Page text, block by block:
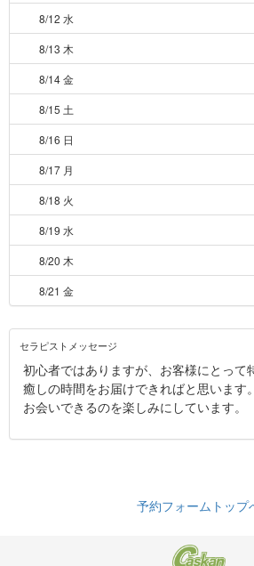
8/12 水
8/13 木
8/14 金
8/15 土
8/16 日
8/17 月
8/18 火
8/19 水
8/20 木
8/21 金
セラピストメッセージ
初心者ではありますが、お客様にとって
癒しの時間をお届けできればと思います。
お会いできるのを楽しみにしています。
予約フォームトップ